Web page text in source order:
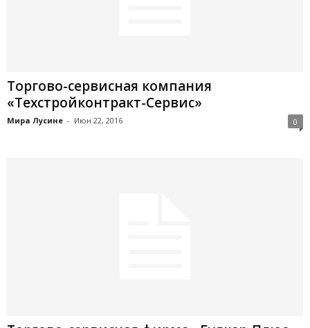
Торгово-сервисная компания
«Техстройконтракт-Сервис»
Мира Лусине - Июн 22, 2016 0